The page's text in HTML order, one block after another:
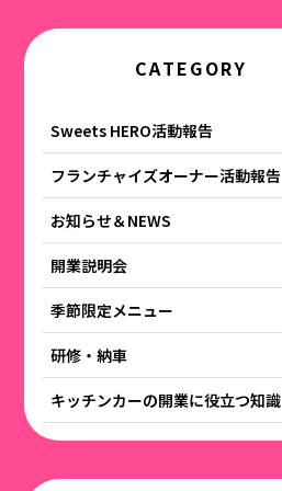
CATEGORY
Sweets HERO活動報告
フランチャイズオーナー活動報告
お知らせ＆NEWS
開業説明会
季節限定メニュー
研修・納車
キッチンカーの開業に役立つ知識